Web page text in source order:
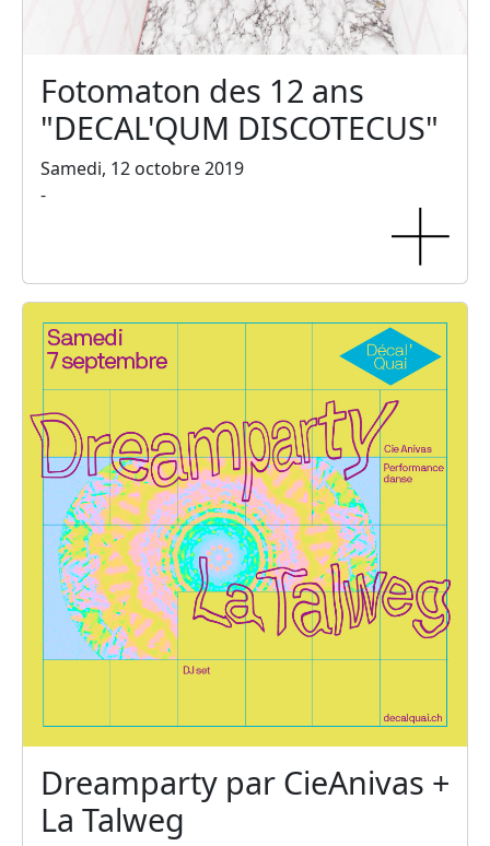
Fotomaton des 12 ans
"DECAL'QUM DISCOTECUS"
Samedi, 12 octobre 2019
-
Dreamparty par CieAnivas +
La Talweg